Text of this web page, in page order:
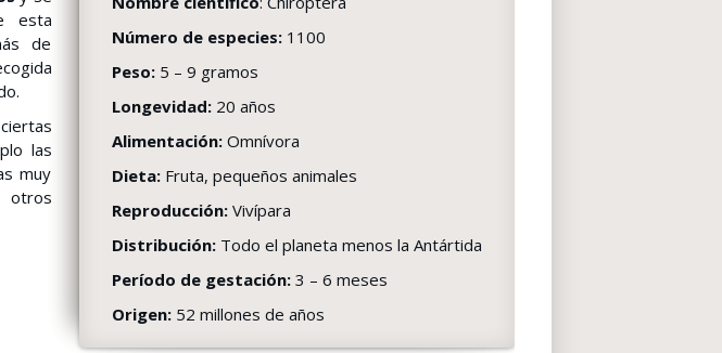
Número de especies: 1100
Peso: 5 – 9 gramos
Longevidad: 20 años
Alimentación: Omnívora
Dieta: Fruta, pequeños animales
Reproducción: Vivípara
Distribución: Todo el planeta menos la Antártida
Período de gestación: 3 – 6 meses
Origen: 52 millones de años
esta
de
las
muy
otros